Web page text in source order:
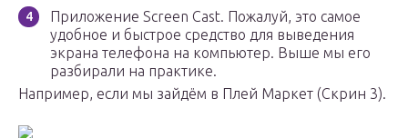
Приложение Screen Cast. Пожалуй, это самое
удобное и быстрое средство для выведения
экрана телефона на компьютер. Выше мы его
разбирали на практике.
Например, если мы зайдём в Плей Маркет (Скрин 3).